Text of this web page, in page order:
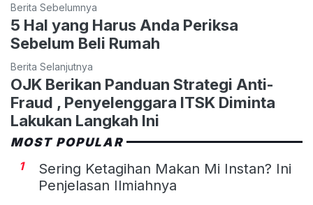
Berita Sebelumnya
​​5 Hal yang Harus Anda Periksa
Sebelum Beli Rumah
Berita Selanjutnya
OJK Berikan Panduan Strategi Anti-
Fraud , Penyelenggara ITSK Diminta
Lakukan Langkah Ini
MOST POPULAR
1
Sering Ketagihan Makan Mi Instan? Ini
Penjelasan Ilmiahnya